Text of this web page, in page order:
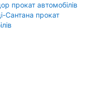
прокат автомобілів
Сантана прокат